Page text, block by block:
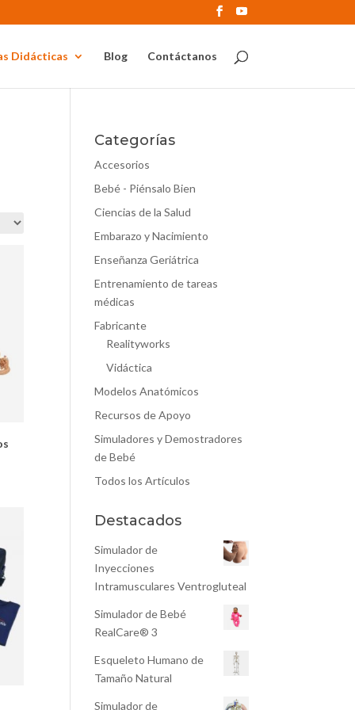
Didácticas Blog Contáctanos
Categorías
Accesorios
Bebé - Piénsalo Bien
Ciencias de la Salud
Embarazo y Nacimiento
Enseñanza Geriátrica
Entrenamiento de tareas
médicas
Fabricante
Realityworks
Vidáctica
Modelos Anatómicos
Recursos de Apoyo
Simuladores y Demostradores
de Bebé
Todos los Artículos
Destacados
Simulador de
Inyecciones
Intramusculares Ventrogluteal
Simulador de Bebé
RealCare® 3
Esqueleto Humano de
Tamaño Natural
Simulador de